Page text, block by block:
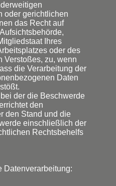
oder gerichtlichen
das Recht auf
Ihres
oder des
Verstoßes, zu, wenn
die Verarbeitung der
Daten
der die Beschwerde
den
den Stand und die
einschließlich der
Rechtsbehelfs
Datenverarbeitung: